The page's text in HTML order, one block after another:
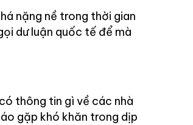
nặng nề trong thời gian
dư luận quốc tế để mà
thông tin gì về các nhà
gặp khó khăn trong dịp